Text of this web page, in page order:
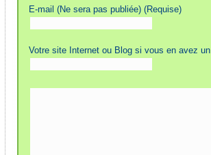
E-mail (Ne sera pas publiée) (Requise)
Votre site Internet ou Blog si vous en avez un